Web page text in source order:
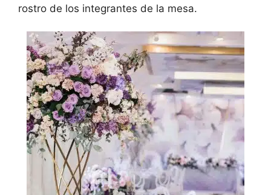
rostro de los integrantes de la mesa.